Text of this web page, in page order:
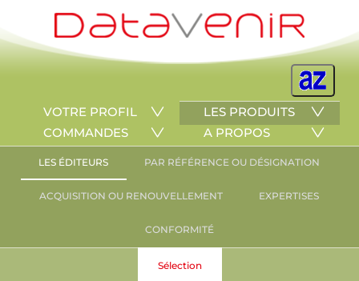
VOTRE PROFIL
LES PRODUITS
COMMANDES
A PROPOS
LES ÉDITEURS PAR RÉFÉRENCE OU DÉSIGNATION
ACQUISITION OU RENOUVELLEMENT EXPERTISES
CONFORMITÉ
Sélection